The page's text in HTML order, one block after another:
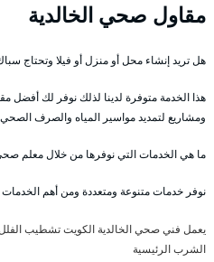
مقاول صحي الخالدية
هل تريد إنشاء محل أو منزل أو فيلا وتحتاج
هذا الخدمة متوفرة لدينا لذلك نوفر لك
ومشاريع لتمديد مواسير المياه والصرف الصحي
ما هي الخدمات التي نوفرها من خلال معلم
نوفر خدمات متنوعة ومتعددة ومن أهم الخدمات
يعمل فني صحي الخالدية الكويت تشطيب الفلل
الشرب الرئيسية